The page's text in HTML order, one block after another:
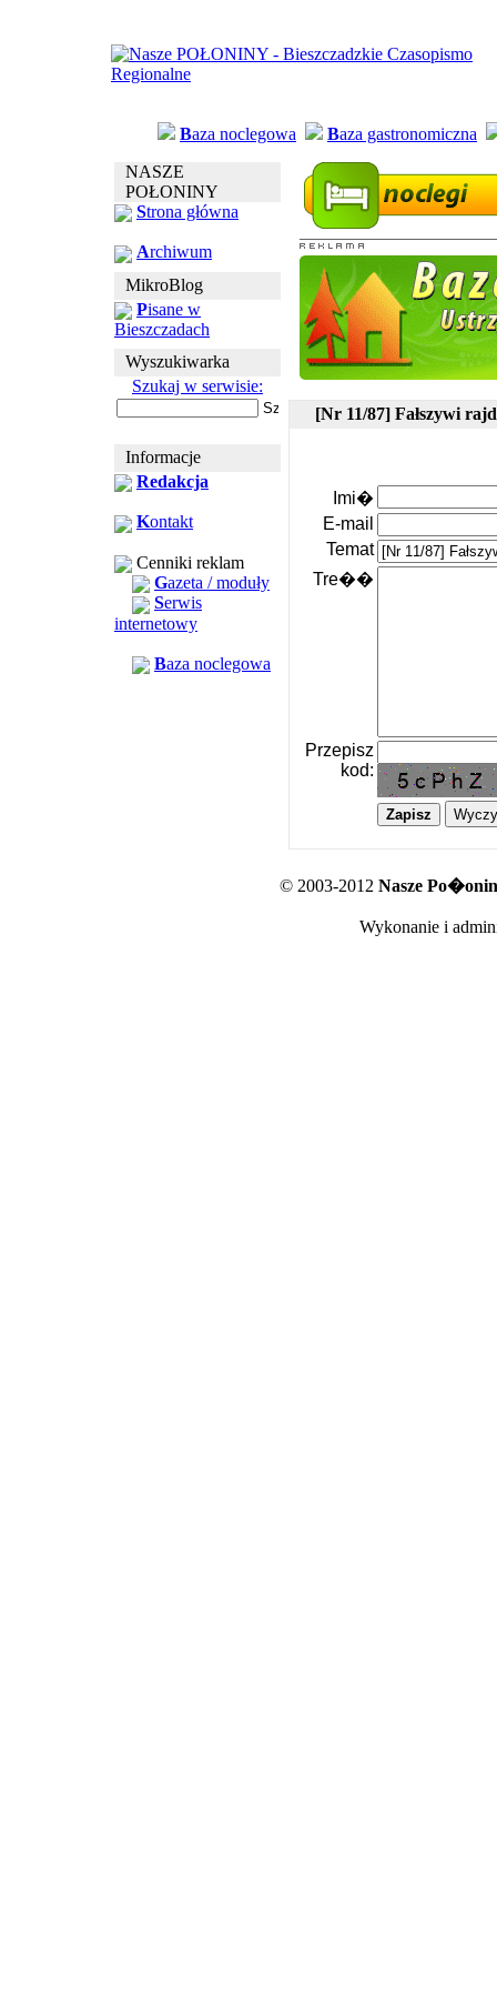
Baza noclegowa Baza gastronomiczna
NASZE
POŁONINY
Strona główna
Archiwum
MikroBlog
Pisane w
Bieszczadach
Wyszukiwarka
Szukaj w serwisie:
Informacje
Redakcja
Kontakt
Cenniki reklam
Gazeta / moduły
Serwis
internetowy
Baza noclegowa
[Nr 11/87] Fałszywi
Imi�
E-mail
Temat
Tre��
Przepisz
kod:
© 2003-2012 Nasze
Wykonanie i